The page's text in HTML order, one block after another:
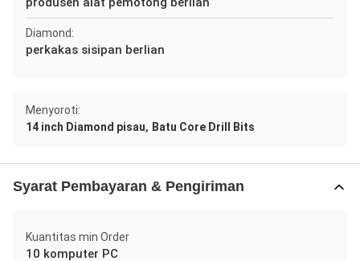
Diamond:
perkakas sisipan berlian
Menyoroti:
14 inch Diamond pisau, Batu Core Drill Bits
Syarat Pembayaran & Pengiriman
Kuantitas min Order
10 komputer PC